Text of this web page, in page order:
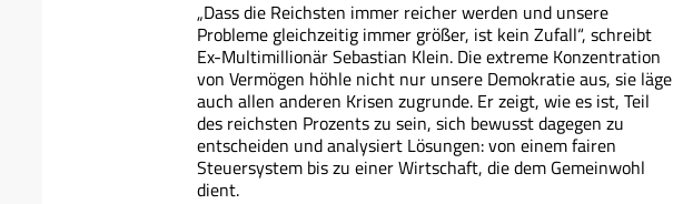
„Dass die Reichsten immer reicher werden und unsere
Probleme gleichzeitig immer größer, ist kein Zufall“, schreibt
Ex-Multimillionär Sebastian Klein. Die extreme Konzentration
von Vermögen höhle nicht nur unsere Demokratie aus, sie läge
auch allen anderen Krisen zugrunde. Er zeigt, wie es ist, Teil
des reichsten Prozents zu sein, sich bewusst dagegen zu
entscheiden und analysiert Lösungen: von einem fairen
Steuersystem bis zu einer Wirtschaft, die dem Gemeinwohl
dient.